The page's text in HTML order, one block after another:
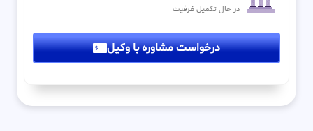
در حال تکمیل ظرفیت
درخواست مشاوره با وکیل